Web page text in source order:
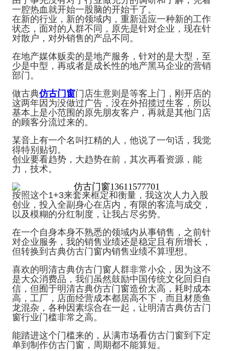
一腔热血就开始一股脑的开始干了。
在新的行业，新的领域内，重新适应一种新的工作
状态，面对的人群不同，原先是针对企业，现在针
对散户，对外销售的产品不同。
在地产媒体贩卖的是地产服务，针对的是大型，至
少是中型，再或者是成长性的地产黑马企业的营销
部门。
做古典仿古门窗门店生意则是等客上门，刚开店的
这两年因为没做过广告，没在外招揽过生客，所以
基本上是小范围的原先朋友客户，再就是其他门店
的顾客分流过来的。
某音上有一个名叫扛精的人，他说了一句话，我觉
得特别贴切。
创业要看趋势，大趋势在前，其次再看资源，能
力，技术。
按照这个1+3来套来框定和衡量，我这次人力入股
创业，投入全副身心在店内，有限的客流与成交，
以及模糊的分红制度，让我占尽劣势。
在一个自身本身不熟悉的领域内从事销售，之前针
对企业服务，我的销售业绩还是稳定且有所增长，
但转换到古典仿古门窗内销售业绩不算理想。
喜欢的明清古典仿古门窗人群非常小众，因为这不
是大众消费品，我们虽然鼓励中国传统文化回归自
信，但囿于明清古典仿古门窗造价太高，耗时成本
高，工厂，店面经营成本都居高不下，而且材质鱼
龙混杂，各种因素综合在一起，让明清古典仿古门
窗行业门槛非常之高。
能踏进这个门槛来的，从满市场看仿古门窗到下定
单到制作仿古门窗，周期都不能算短。